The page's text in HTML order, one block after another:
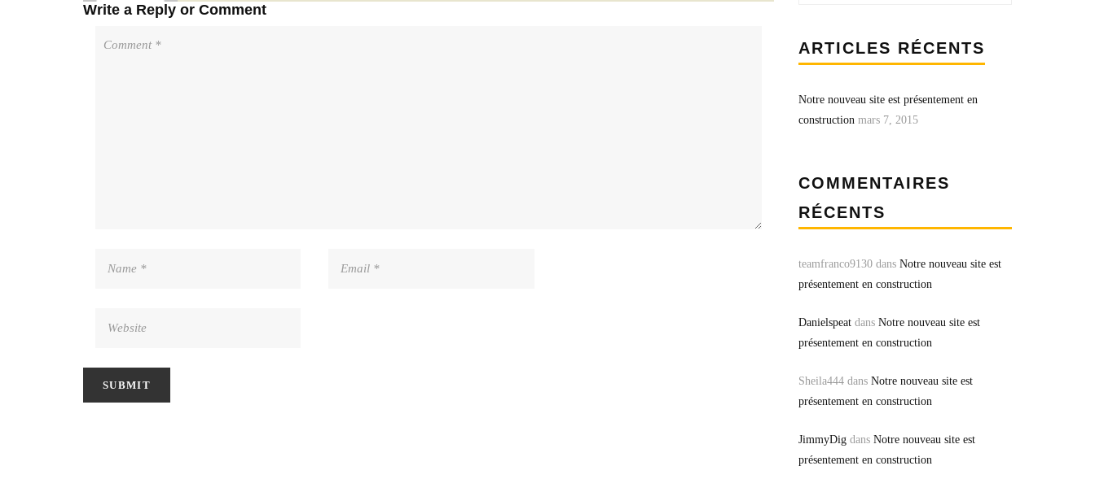
Write a Reply or Comment
ARTICLES RÉCENTS
Notre nouveau site est présentement en
construction mars 7, 2015
COMMENTAIRES
RÉCENTS
teamfranco9130dans Notre nouveau site est
présentement en construction
Danielspeatdans Notre nouveau site est
présentement en construction
Sheila444dans Notre nouveau site est
présentement en construction
JimmyDigdans Notre nouveau site est
présentement en construction